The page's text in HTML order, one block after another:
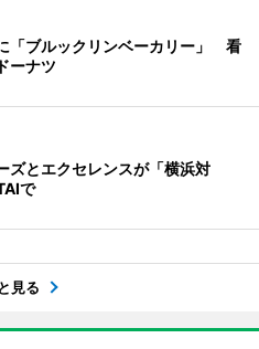
「ブルックリンベーカリー」 看
ーナツ
ズとエクセレンスが「横浜対
で
見る